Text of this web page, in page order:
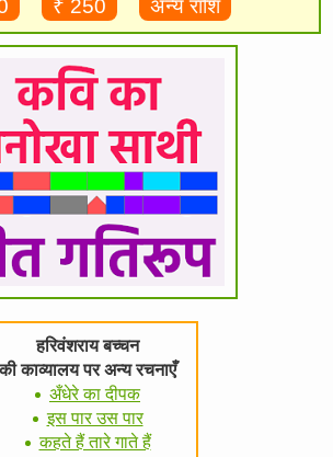
₹ 250 अन्य राशि
हरिवंशराय बच्चन
की काव्यालय पर अन्य रचनाएँ
अँधेरे का दीपक
इस पार उस पार
कहते हैं तारे गाते हैं